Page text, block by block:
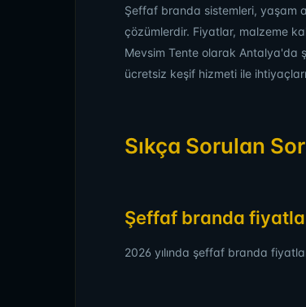
Şeffaf branda sistemleri, yaşam
çözümlerdir. Fiyatlar, malzeme
Mevsim Tente olarak Antalya'da
ücretsiz keşif hizmeti ile
Sıkça Sorulan
Şeffaf branda
2026 yılında şeffaf branda